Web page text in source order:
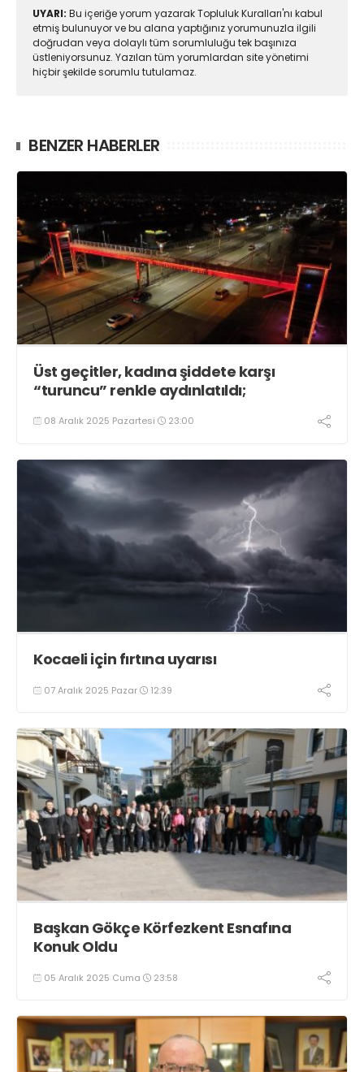
UYARI: Bu içeriğe yorum yazarak Topluluk Kuralları'nı kabul
etmiş bulunuyor ve bu alana yaptığınız yorumunuzla ilgili
doğrudan veya dolaylı tüm sorumluluğu tek başınıza
üstleniyorsunuz. Yazılan tüm yorumlardan site yönetimi
hiçbir şekilde sorumlu tutulamaz.
BENZER HABERLER
Üst geçitler, kadına şiddete karşı
“turuncu” renkle aydınlatıldı;
08 Aralık 2025 Pazartesi 23:00
Kocaeli için fırtına uyarısı
07 Aralık 2025 Pazar 12:39
Başkan Gökçe Körfezkent Esnafına
Konuk Oldu
05 Aralık 2025 Cuma 23:58